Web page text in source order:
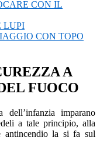
CON IL
LUPI
CON TOPO
A
FUOCO
imparano
a tale principio, alla
antincendio la si fa sul